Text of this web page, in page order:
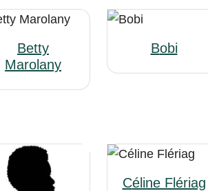
Betty
Marolany
Bobi
Céline Flériag